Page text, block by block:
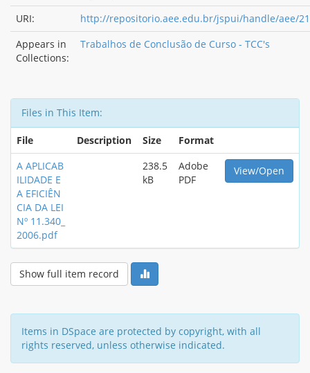
URI:
http://repositorio.aee.edu.br/jspui/handle/aee/
Appears in
Collections:
Trabalhos de Conclusão de Curso - TCC's
Files in This Item:
File Description Size
Format
A APLICAB
ILIDADE E
A EFICIÊN
CIA DA LEI
Nº 11.340_
2006.pdf
238.5
kB
Adobe
PDF
View/Open
Show full item record
Items in DSpace are protected by copyright, with all
rights reserved, unless otherwise indicated.